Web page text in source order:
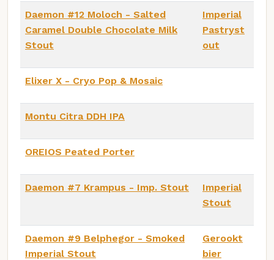
Daemon #12 Moloch - Salted
Caramel Double Chocolate Milk
Stout
Imperial
Pastryst
out
Elixer X - Cryo Pop & Mosaic
Montu Citra DDH IPA
OREIOS Peated Porter
Daemon #7 Krampus - Imp. Stout
Imperial
Stout
Daemon #9 Belphegor - Smoked
Imperial Stout
Gerookt
bier